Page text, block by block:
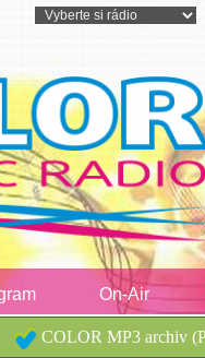
On-Air
COLOR MP3 archiv